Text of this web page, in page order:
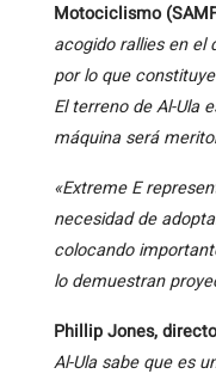
Motociclismo
acogido rallies en el
por lo que
El terreno de Al-Ula
máquina será
«Extreme E
necesidad de
colocando
lo demuestran
Phillip Jones,
Al-Ula sabe que es